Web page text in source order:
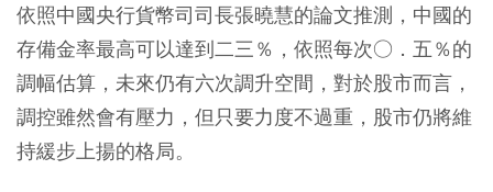
依照中國央行貨幣司司長張曉慧的論文推測，中國的
存備金率最高可以達到二三％，依照每次○．五％的
調幅估算，未來仍有六次調升空間，對於股市而言，
調控雖然會有壓力，但只要力度不過重，股市仍將維
持緩步上揚的格局。